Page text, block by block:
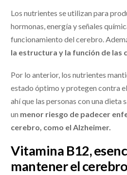
Los nutrientes se utilizan para
hormonas, energía y señales
funcionamiento del cerebro.
la estructura y la función de las
Por lo anterior, los nutrientes
estado óptimo y protegen contra
ahí que las personas con una dieta
un menor riesgo de padecer
cerebro, como el Alzheimer.
Vitamina B12,
mantener el